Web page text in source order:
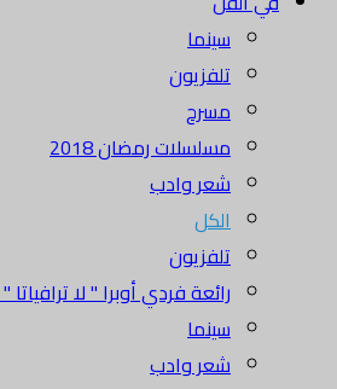
سينما
تلفزيون
مسرح
مسلسلات رمضان 2018
شعر وادب
الكل
تلفزيون
رائعة فردي أوبرا " لا
سينما
شعر وادب